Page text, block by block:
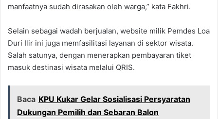
manfaatnya sudah dirasakan oleh warga,” kata Fakhri.
Selain sebagai wadah berjualan, website milik Pemdes Loa
Duri Ilir ini juga memfasilitasi layanan di sektor wisata.
Salah satunya, dengan menerapkan pembayaran tiket
masuk destinasi wisata melalui QRIS.
Baca KPU Kukar Gelar Sosialisasi Persyaratan
Dukungan Pemilih dan Sebaran Balon